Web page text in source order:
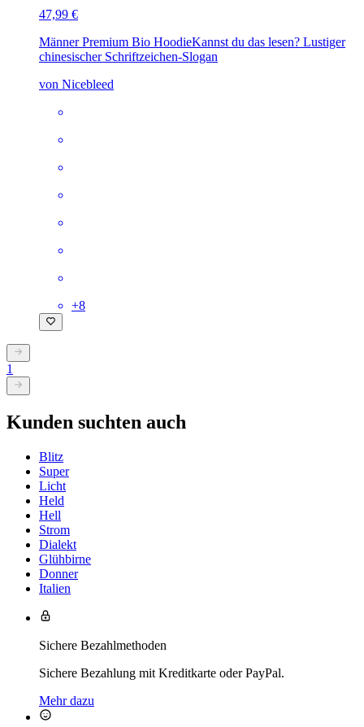
47,99 €
Männer Premium Bio HoodieKannst du das lesen? Lustiger
chinesischer Schriftzeichen-Slogan
von Nicebleed
+8
1
Kunden suchten auch
Blitz
Super
Licht
Held
Hell
Strom
Dialekt
Glühbirne
Donner
Italien
Sichere Bezahlmethoden
Sichere Bezahlung mit Kreditkarte oder PayPal.
Mehr dazu